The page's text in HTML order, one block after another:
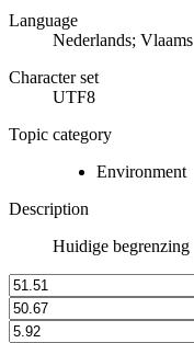
Language
Nederlands; Vlaams
Character set
UTF8
Topic category
Environment
Description
Huidige begrenzing